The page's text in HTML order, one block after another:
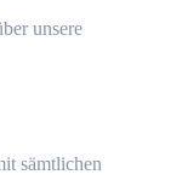
unsere
sämtlichen